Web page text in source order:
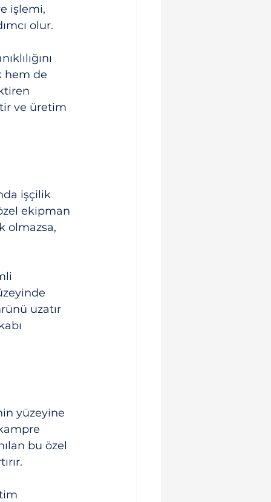
işlemi,
olur.
hem de
ve üretim
işçilik
ekipman
olmazsa,
uzatır
yüzeyine
bu özel